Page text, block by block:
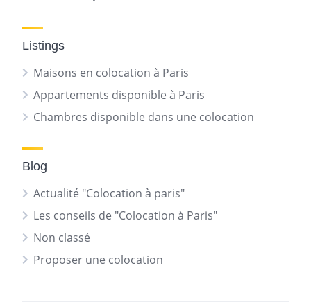
Listings
Maisons en colocation à Paris
Appartements disponible à Paris
Chambres disponible dans une colocation
Blog
Actualité "Colocation à paris"
Les conseils de "Colocation à Paris"
Non classé
Proposer une colocation